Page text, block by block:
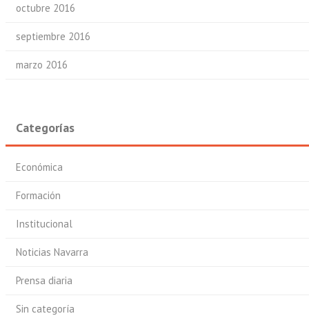
octubre 2016
septiembre 2016
marzo 2016
Categorías
Económica
Formación
Institucional
Noticias Navarra
Prensa diaria
Sin categoría